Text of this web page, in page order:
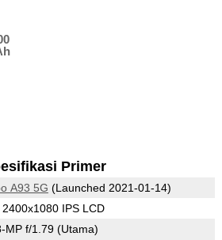
Primer
A93 5G (Launched 2021-01-14)
IPS LCD
MP f/1.79 (Utama)